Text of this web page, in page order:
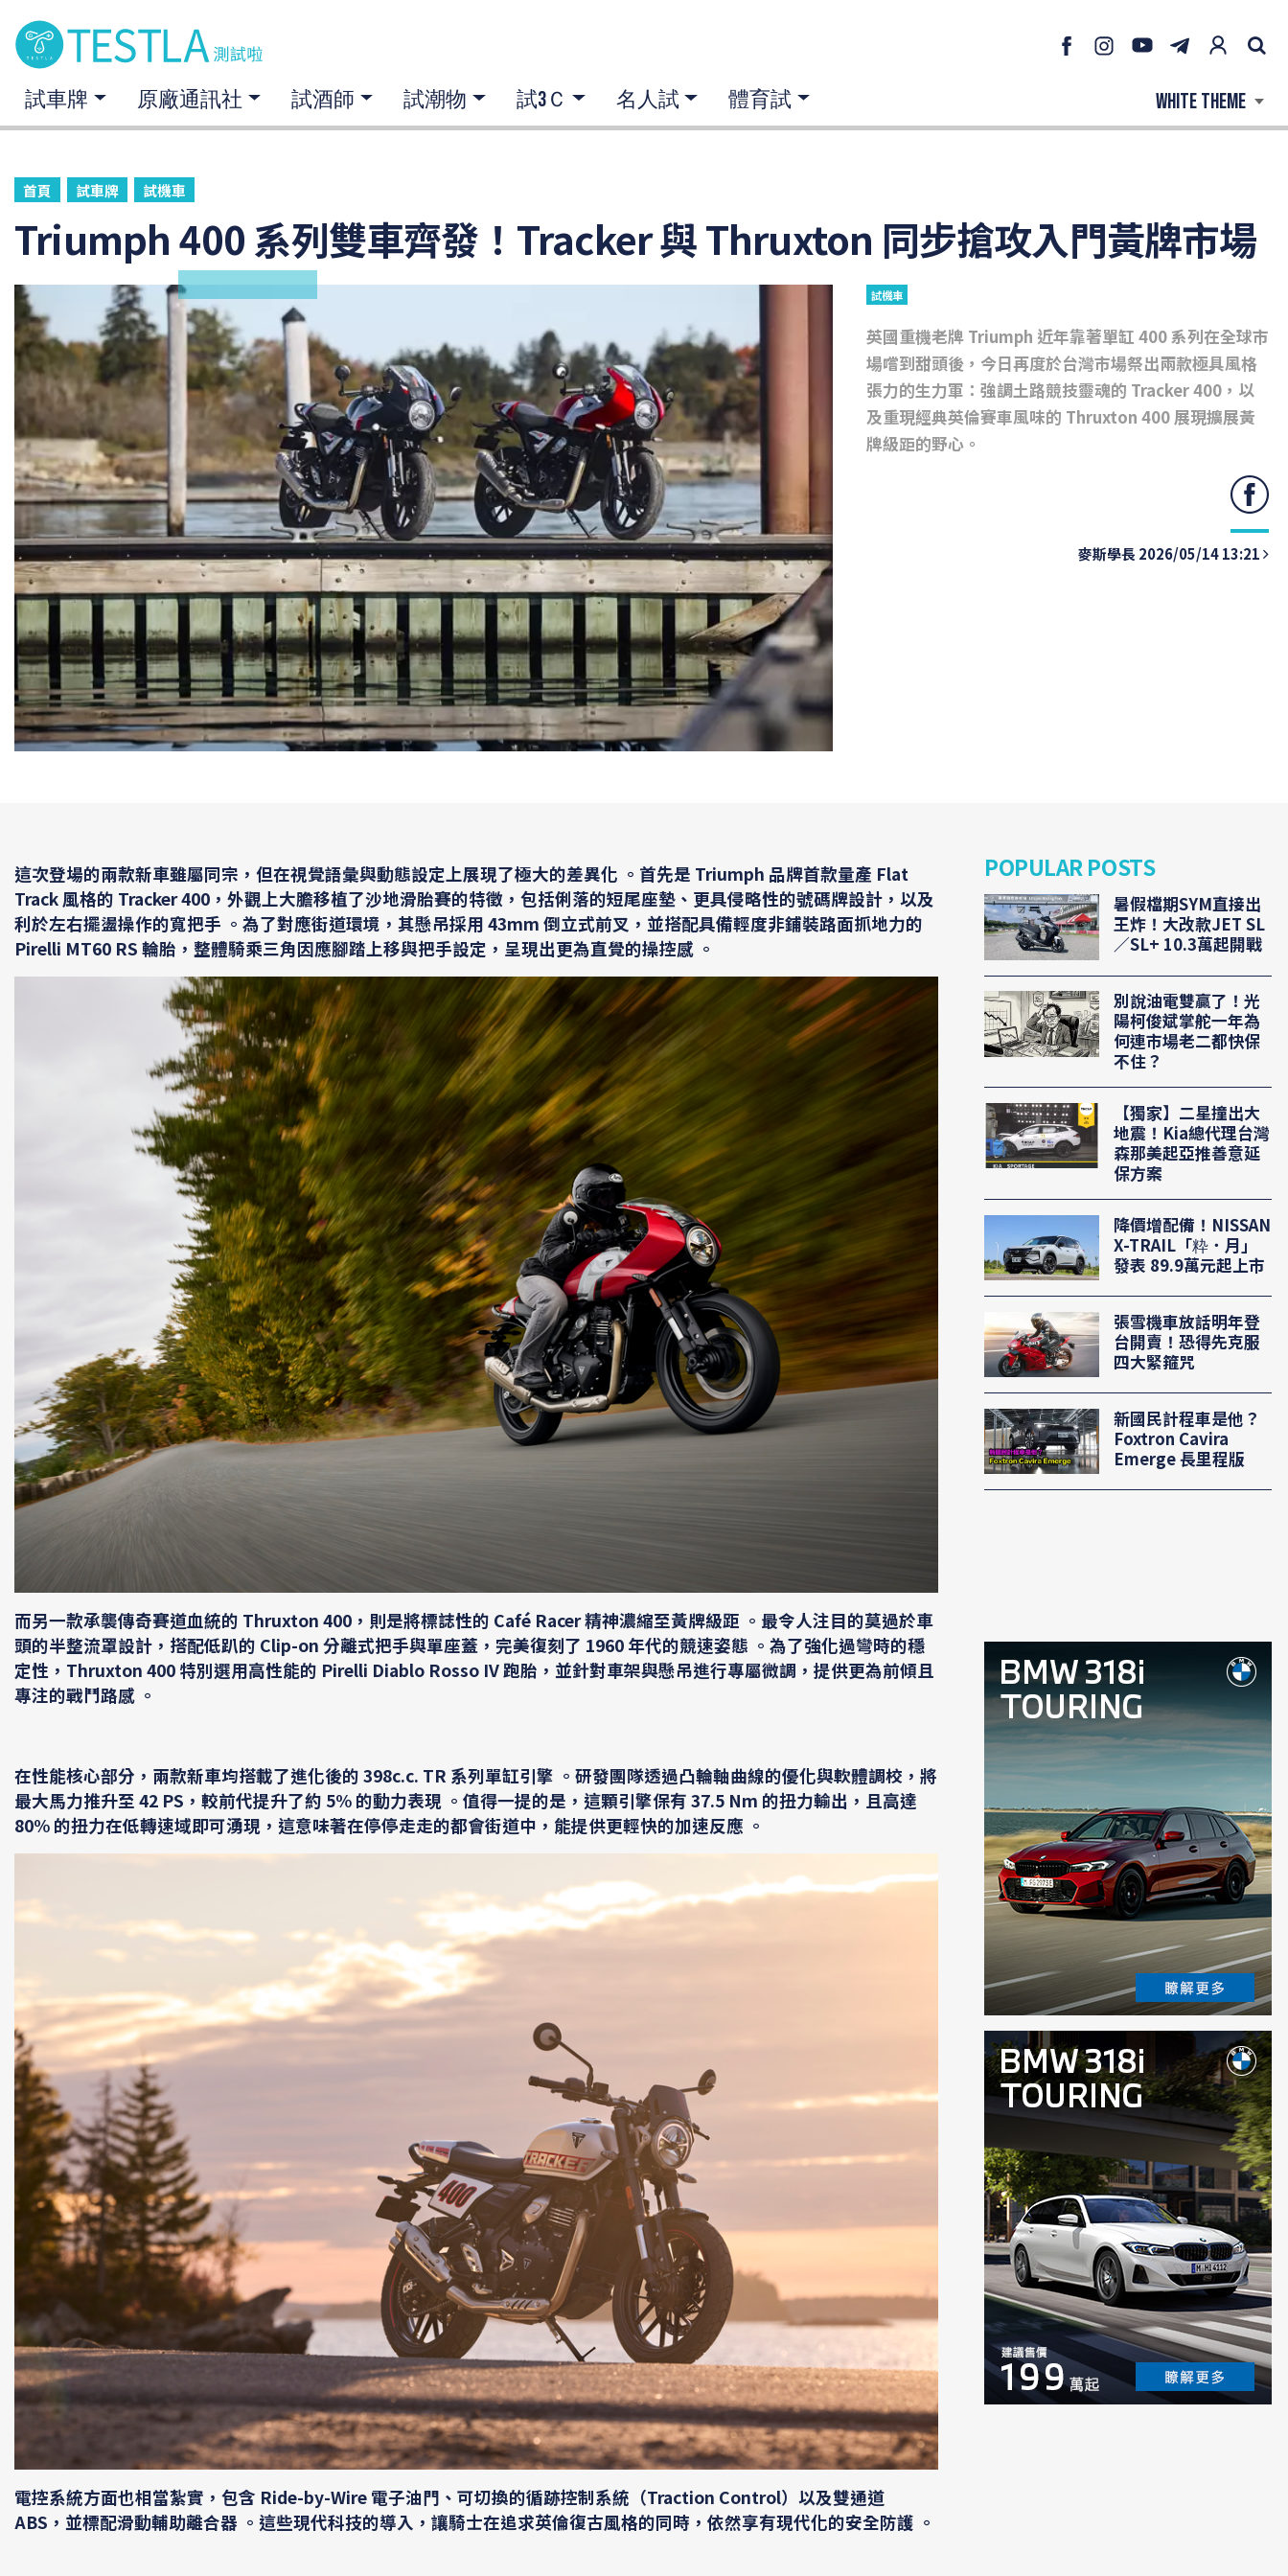
試車牌 原廠通訊社 試酒師 試潮物 試3Ｃ 名人試 體育試
首頁 試車牌 試機車
Triumph 400 系列雙車齊發！Tracker 與 Thruxton 同步搶攻入門黃牌市場
試機車
英國重機老牌 Triumph 近年靠著單缸 400 系列在全球市
場嚐到甜頭後，今日再度於台灣市場祭出兩款極具風格
張力的生力軍：強調土路競技靈魂的 Tracker 400，以
及重現經典英倫賽車風味的 Thruxton 400 展現擴展黃
牌級距的野心。
麥斯學長 2026/05/14 13:21
這次登場的兩款新車雖屬同宗，但在視覺語彙與動態設定上展現了極大的差異化 。首先是 Triumph 品牌首款量產 Flat
Track 風格的 Tracker 400 ，外觀上大膽移植了沙地滑胎賽的特徵，包括俐落的短尾座墊、更具侵略性的號碼牌設計，以及
利於左右擺盪操作的寬把手 。為了對應街道環境，其懸吊採用 43mm 倒立式前叉，並搭配具備輕度非鋪裝路面抓地力的
Pirelli MT60 RS 輪胎，整體騎乘三角因應腳踏上移與把手設定，呈現出更為直覺的操控感 。
而另一款承襲傳奇賽道血統的 Thruxton 400 ，則是將標誌性的 Café Racer 精神濃縮至黃牌級距 。最令人注目的莫過於車
頭的半整流罩設計，搭配低趴的 Clip-on 分離式把手與單座蓋，完美復刻了 1960 年代的競速姿態 。為了強化過彎時的穩
定性，Thruxton 400 特別選用高性能的 Pirelli Diablo Rosso IV 跑胎，並針對車架與懸吊進行專屬微調，提供更為前傾且
專注的戰鬥路感 。
在性能核心部分，兩款新車均搭載了進化後的 398c.c. TR 系列單缸引擎 。研發團隊透過凸輪軸曲線的優化與軟體調校，將
最大馬力推升至 42 PS ，較前代提升了約 5% 的動力表現 。值得一提的是，這顆引擎保有 37.5 Nm 的扭力輸出，且高達
80% 的扭力在低轉速域即可湧現，這意味著在停停走走的都會街道中，能提供更輕快的加速反應 。
電控系統方面也相當紮實，包含 Ride-by-Wire 電子油門、可切換的循跡控制系統（Traction Control）以及雙通道
ABS，並標配滑動輔助離合器 。這些現代科技的導入，讓騎士在追求英倫復古風格的同時，依然享有現代化的安全防護 。
POPULAR POSTS
暑假檔期SYM直接出
王炸！大改款JET SL
／SL+ 10.3萬起開戰
別說油電雙贏了！光
陽柯俊斌掌舵一年為
何連市場老二都快保
不住？
【獨家】二星撞出大
地震！Kia總代理台灣
森那美起亞推善意延
保方案
降價增配備！NISSAN
X-TRAIL「粋．月」
發表 89.9萬元起上市
張雪機車放話明年登
台開賣！恐得先克服
四大緊箍咒
新國民計程車是他？
Foxtron Cavira
Emerge 長里程版